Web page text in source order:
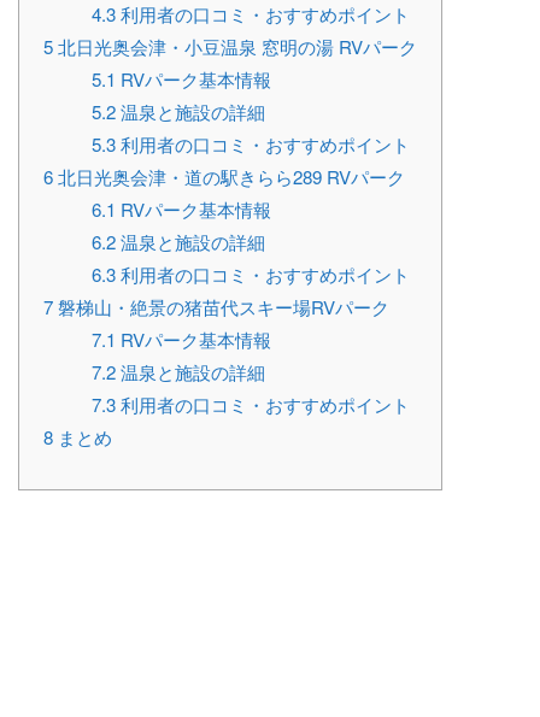
4.3利用者の口コミ・おすすめポイント
5北日光奥会津・小豆温泉 窓明の湯 RVパーク
5.1 RVパーク基本情報
5.2温泉と施設の詳細
5.3利用者の口コミ・おすすめポイント
6北日光奥会津・道の駅きらら289 RVパーク
6.1 RVパーク基本情報
6.2温泉と施設の詳細
6.3利用者の口コミ・おすすめポイント
7磐梯山・絶景の猪苗代スキー場RVパーク
7.1 RVパーク基本情報
7.2温泉と施設の詳細
7.3利用者の口コミ・おすすめポイント
8 まとめ